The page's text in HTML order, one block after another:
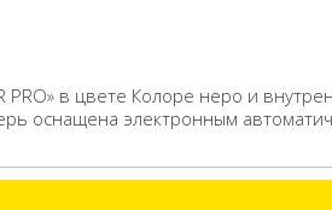
PRO» в цвете Колоре неро и
оснащена электронным